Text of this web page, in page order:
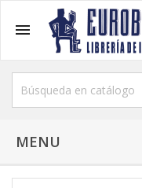

MENU